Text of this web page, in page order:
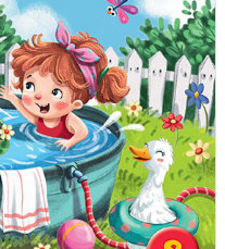
შუშის ციხესიმაგრე
უჩვეულო